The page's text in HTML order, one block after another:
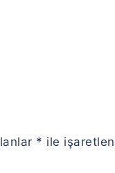
* ile